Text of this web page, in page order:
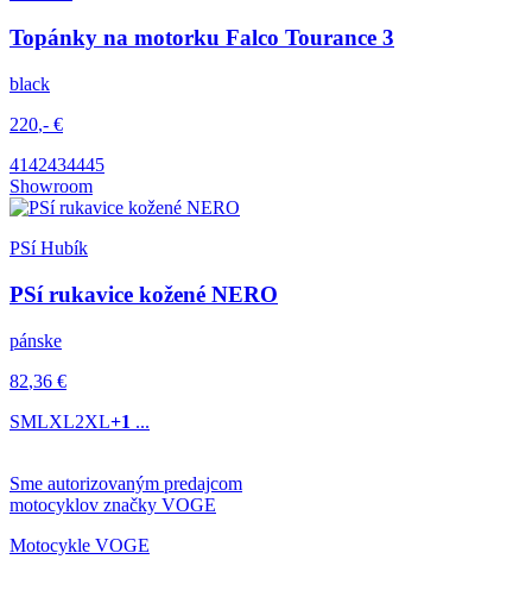
Topánky na motorku Falco Tourance 3
black
220,- €
4142434445
Showroom
PSí Hubík
PSí rukavice kožené NERO
pánske
82,36 €
SMLXL2XL+1 ...
Sme autorizovaným predajcom
motocyklov značky VOGE
Motocykle VOGE